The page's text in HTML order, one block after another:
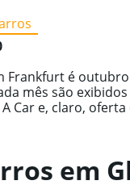
Frankfurt é
mês são
Car e, claro,
em